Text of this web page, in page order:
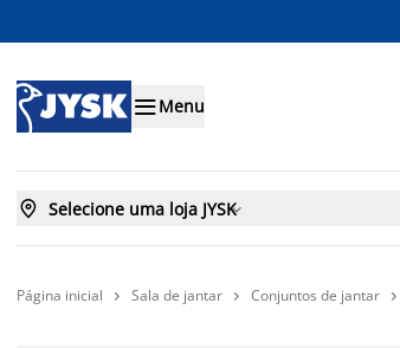
Menu
 Selecione uma loja JYSK
Página inicial  Sala de jantar  Conjuntos de jantar 